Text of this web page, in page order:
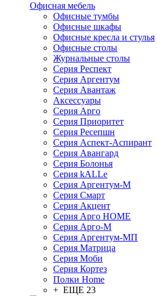
Офисная мебель
Офисные тумбы
Офисные шкафы
Офисные кресла и стулья
Офисные столы
Журнальные столы
Серия Респект
Серия Аргентум
Серия Авантаж
Аксессуары
Серия Арго
Серия Приоритет
Серия Ресепшн
Серия Аспект-Аспирант
Серия Авангард
Серия Болонья
Серия kALLe
Серия Аргентум-М
Серия Смарт
Серия Акцент
Серия Арго HOME
Серия Арго-М
Серия Аргентум-МП
Серия Матрица
Серия Моби
Серия Кортез
Полки Home
+ ЕЩЕ 23